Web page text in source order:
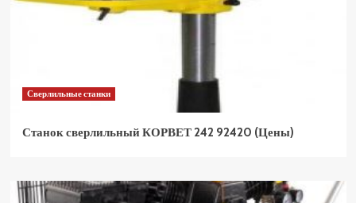
Сверлильные станки
Станок сверлильный КОРВЕТ 242 92420 (Цены)